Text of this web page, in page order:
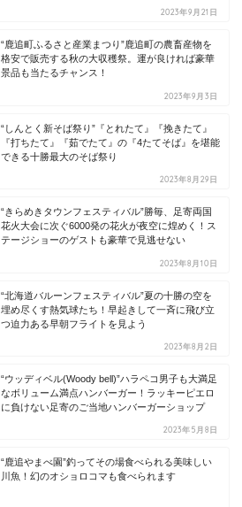
2023年9月21日
“鹿追町ふるさと産業まつり”鹿追町の農畜産物を
格安で販売する秋の大収穫祭。運が良ければ豪華
景品も当たるチャンス！
2023年9月3日
“しんとく新そば祭り”『とれたて』『挽きたて』
『打ちたて』『茹でたて』の『4たてそば』を堪能
できる十勝最大のそば祭り
2023年8月29日
“きらめきタウンフェスティバル”勝毎、足寄両国
花火大会に次ぐ6000発の花火が夜空に煌めく！ス
テージショーのゲストも豪華で見逃せない
2023年8月10日
“北海道バルーンフェスティバル”夏の十勝の空を
埋め尽くす熱気球たち！早起きして一斉に飛び立
つ迫力ある早朝フライトを見よう
2023年8月2日
“ウッディベル(Woody bell)”ハラペコ男子も大満足
なボリューム満点ハンバーガー！ラッキーピエロ
に負けない足寄のご当地ハンバーガーショップ
2023年5月8日
“鹿追やまべ園”釣ってその場食べられる美味しい
川魚！幻のオショロコマも食べられます